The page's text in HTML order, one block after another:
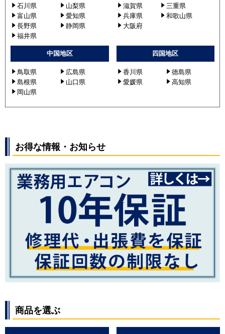
石川県
山梨県
富山県
愛知県
長野県
静岡県
福井県
滋賀県
三重県
兵庫県
和歌山県
大阪府
中国地区
鳥取県
広島県
島根県
山口県
岡山県
四国地区
香川県
徳島県
愛媛県
高知県
お得な情報・お知らせ
商品を選ぶ